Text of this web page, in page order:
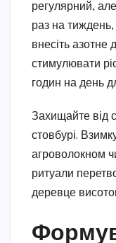
регулярний,
раз на
внесіть
стимулювати
годин на день
Захищайте від
стовбурі.
агроволокном
ритуали
деревце